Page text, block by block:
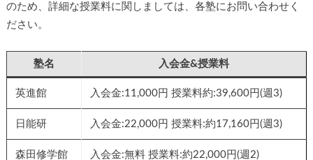
のため、詳細な授業料に関しましては、各塾にお問い合わせく
ださい。
塾名 入会金&授業料
英進館 入会金:11,000円 授業料約:39,600円(週3)
日能研 入会金:22,000円 授業料:約17,160円(週3)
森田修学館 入会金:無料 授業料:約22,000円(週2)